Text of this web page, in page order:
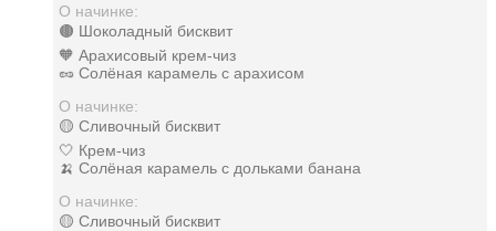
О начинке:
🟤 Шоколадный бисквит
🧡 Арахисовый крем-чиз
🥜 Солёная карамель с арахисом
О начинке:
🟡 Сливочный бисквит
🤍 Крем-чиз
🍌 Солёная карамель с дольками банана
О начинке:
🟡 Сливочный бисквит